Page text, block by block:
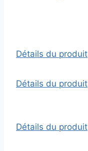
Détails du produit
Détails du produit
Détails du produit